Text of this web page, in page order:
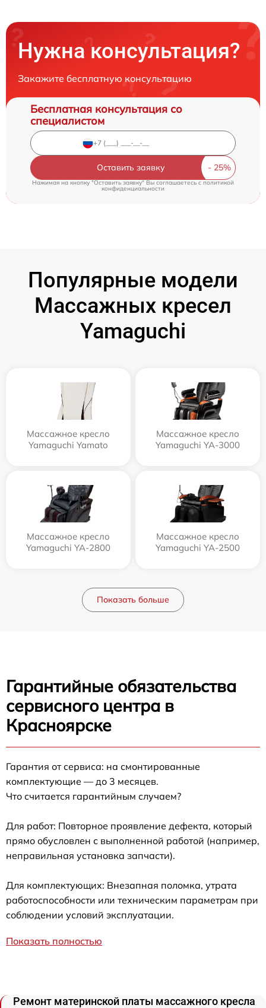
Нужна консультация?
Закажите бесплатную консультацию
Бесплатная консультация со
специалистом
Оставить заявку
Нажимая на кнопку "Оставить заявку" Вы соглашаетесь cполитикой
конфиденциальности
Популярные модели
Массажных кресел
Yamaguchi
Массажное кресло
Yamaguchi Yamato
Массажное кресло
Yamaguchi YA-3000
Массажное кресло
Yamaguchi YA-2800
Массажное кресло
Yamaguchi YA-2500
Показать больше
Гарантийные обязательства
сервисного центра в
Красноярске
Гарантия от сервиса: на смонтированные
комплектующие — до 3 месяцев.
Что считается гарантийным случаем?
Для работ: Повторное проявление дефекта, который
прямо обусловлен с выполненной работой (например,
неправильная установка запчасти).
Для комплектующих: Внезапная поломка, утрата
работоспособности или техническим параметрам при
соблюдении условий эксплуатации.
Показать полностью
Ремонт материнской платы массажного кресла